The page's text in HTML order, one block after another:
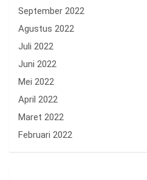
September 2022
Agustus 2022
Juli 2022
Juni 2022
Mei 2022
April 2022
Maret 2022
Februari 2022